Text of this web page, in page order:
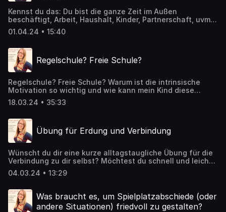
Kennst du das: Du bist die ganze Zeit im Außen
beschäftigt, Arbeit, Haushalt, Kinder, Partnerschaft, uvm.
und vergisst, dich mit dir selbst zu verbinden. Wirst
vielleicht laut, unruhig oder flüchtest dich in Medien,
darüber spreche ich in der Folge.
01.04.24 • 15:40
Regelschule? Freie Schule?
Regelschule? Freie Schule? Warum ist die intrinsische
Motivation so wichtig und wie kann mein Kind diese
behalten? In dieser Folge erzähle ich dir die
Hauptunterschiede zwischen einer Regelschule und einer
hat und vieles mehr.
18.03.24 • 35:33
Übung für Erdung und Verbindung
Wünscht du dir eine kurze alltagstaugliche Übung für die
Verbindung zu dir selbst? Möchtest du schnell und leicht
präsent sein im Hier & Jetzt?Dann probier' es gerne heute
aus. Kurz und wundervoll für dich.
04.03.24 • 13:29
Was braucht es, um Spielplatzabschiede (oder
andere Situationen) friedvoll zu gestalten?